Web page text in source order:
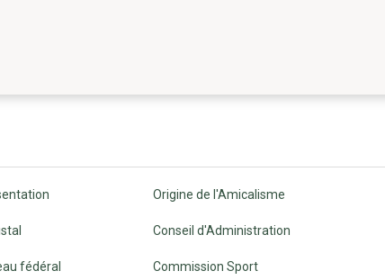
Origine de l'Amicalisme
Conseil d'Administration
fédéral Commission Sport